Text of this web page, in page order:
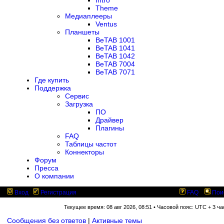
Theme
Медиаплееры
Ventus
Планшеты
BeTAB 1001
BeTAB 1041
BeTAB 1042
BeTAB 7004
BeTAB 7071
Где купить
Поддержка
Сервис
Загрузка
ПО
Драйвер
Плагины
FAQ
Таблицы частот
Коннекторы
Форум
Пресса
О компании
Вход Регистрация FAQ
Текущее время: 08 авг 2026, 08:51 • Часовой пояс: UTC + 3
Сообщения без ответов | Активные темы